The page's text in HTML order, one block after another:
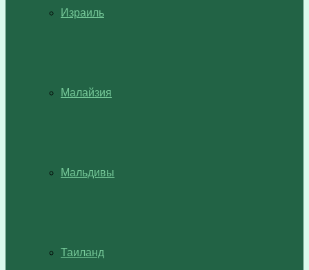
Израиль
Малайзия
Мальдивы
Таиланд